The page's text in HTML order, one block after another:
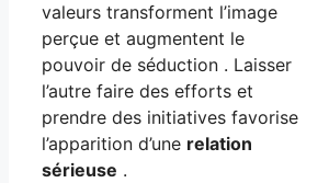
valeurs transforment l’image
perçue et augmentent le
pouvoir de séduction . Laisser
l’autre faire des efforts et
prendre des initiatives favorise
l’apparition d’une relation
sérieuse .